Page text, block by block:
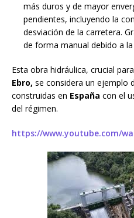
más duros y de mayor
pendientes, incluyendo la
desviación de la carretera.
de forma manual debido a
Esta obra hidráulica, crucial
Ebro, se considera un ejemplo
construidas en España con el
del régimen.
https://www.youtube.com/